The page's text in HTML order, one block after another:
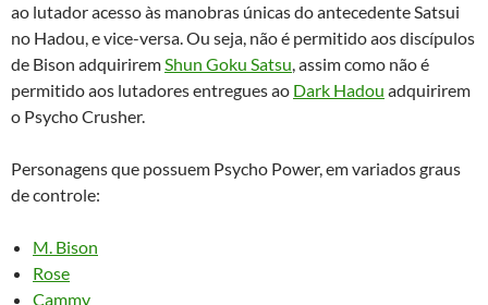
ao lutador acesso às manobras únicas do antecedente Satsui
no Hadou, e vice-versa. Ou seja, não é permitido aos discípulos
de Bison adquiriremShun Goku Satsu, assim como não é
permitido aos lutadores entregues ao Dark Hadou adquirirem
o Psycho Crusher.
Personagens que possuem Psycho Power, em variados graus
de controle:
M. Bison
Rose
Cammy